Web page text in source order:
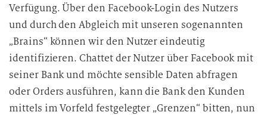
Verfügung. Über den Facebook-Login des Nutzers
und durch den Abgleich mit unseren sogenannten
„Brains“ können wir den Nutzer eindeutig
identifizieren. Chattet der Nutzer über Facebook mit
seiner Bank und möchte sensible Daten abfragen
oder Orders ausführen, kann die Bank den Kunden
mittels im Vorfeld festgelegter „Grenzen“ bitten, nun